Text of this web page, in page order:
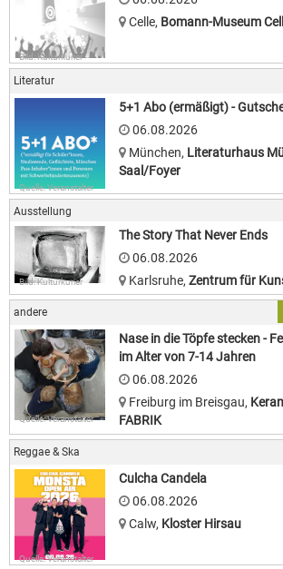
Bild: Kulturkurier
Celle, Bomann-Museum
Literatur
Quelle: Veranstalter
5+1 Abo (ermäßigt) -
06.08.2026
München, Literaturhaus
Saal/Foyer
Ausstellung
Bild: Kulturkurier
The Story That Never Ends
06.08.2026
Karlsruhe, Zentrum für
andere
Quelle: Veranstalter
Nase in die Töpfe stecken -
im Alter von 7-14 Jahren
06.08.2026
Freiburg im Breisgau,
FABRIK
Reggae & Ska
Quelle: Veranstalter
Culcha Candela
06.08.2026
Calw, Kloster Hirsau